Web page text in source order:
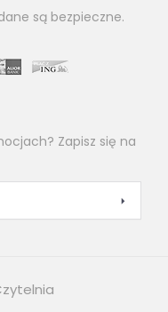
są bezpieczne.
Zapisz się na